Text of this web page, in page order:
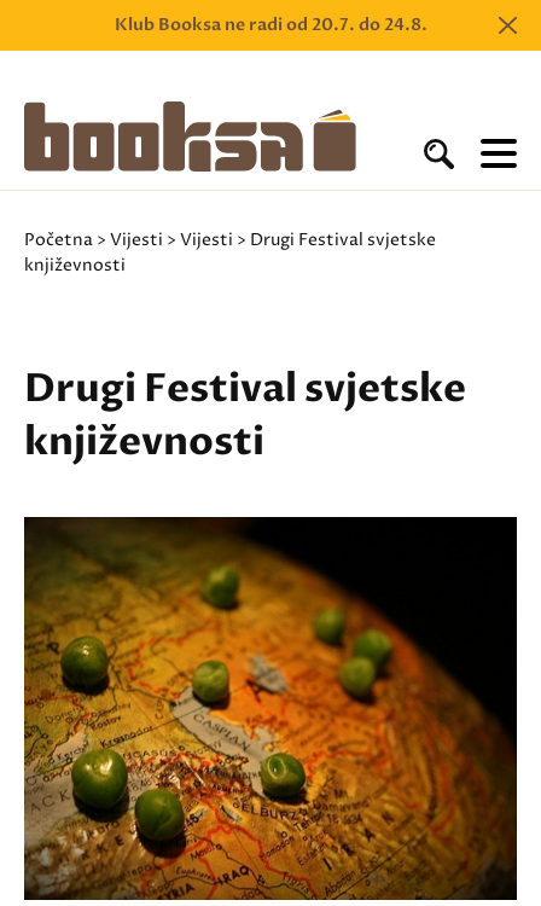
Klub Booksa ne radi od 20.7. do 24.8.
Početna > Vijesti > Vijesti > Drugi Festival svjetske
književnosti
Drugi Festival svjetske
književnosti